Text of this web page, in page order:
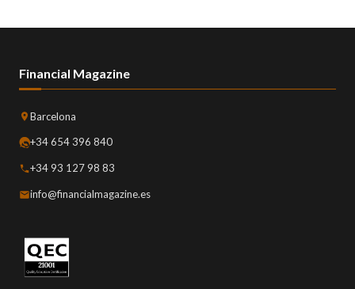
Financial Magazine
Barcelona
+34 654 396 840
+34 93 127 98 83
info@financialmagazine.es